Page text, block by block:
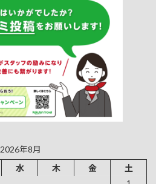
2026年8月
水 木 金
土